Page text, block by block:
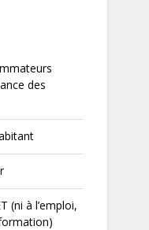
des
(ni à l’emploi,